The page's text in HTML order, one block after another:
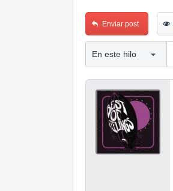
Enviar post